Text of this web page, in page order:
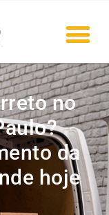
no
da
hoje